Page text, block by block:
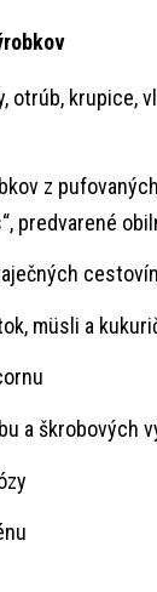
otrúb, krupice,
z
predvarené
cestovín
müsli a
a škrobových